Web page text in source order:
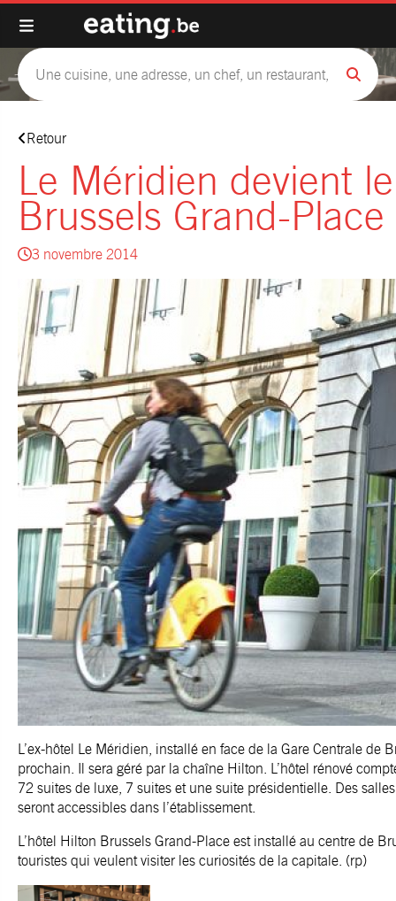
Retour
Le Méridien devient
Brussels Grand-Place
3 novembre 2014
L’ex-hôtel Le Méridien, installé en face de la Gare Centrale de
prochain. Il sera géré par la chaîne Hilton. L’hôtel rénové
72 suites de luxe, 7 suites et une suite présidentielle. Des
seront accessibles dans l’établissement.
L’hôtel Hilton Brussels Grand-Place est installé au centre de
touristes qui veulent visiter les curiosités de la capitale. (rp)